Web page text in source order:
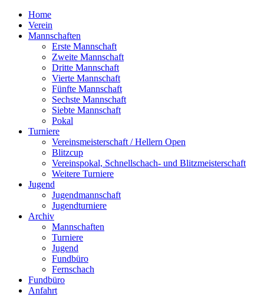
Home
Verein
Mannschaften
Erste Mannschaft
Zweite Mannschaft
Dritte Mannschaft
Vierte Mannschaft
Fünfte Mannschaft
Sechste Mannschaft
Siebte Mannschaft
Pokal
Turniere
Vereinsmeisterschaft / Hellern Open
Blitzcup
Vereinspokal, Schnellschach- und Blitzmeisterschaft
Weitere Turniere
Jugend
Jugendmannschaft
Jugendturniere
Archiv
Mannschaften
Turniere
Jugend
Fundbüro
Fernschach
Fundbüro
Anfahrt